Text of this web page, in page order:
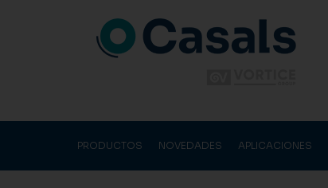
PRODUCTOS NOVEDADES APLICACIONES